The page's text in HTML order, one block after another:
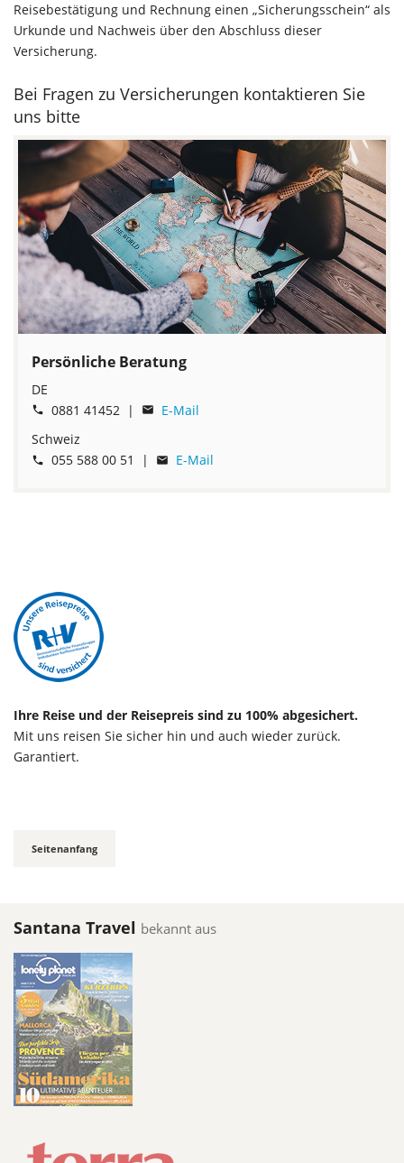
Reisebestätigung und Rechnung einen „Sicherungsschein“ als
Urkunde und Nachweis über den Abschluss dieser
Versicherung.
Bei Fragen zu Versicherungen kontaktieren Sie
uns bitte
Persönliche Beratung
DE
 0881 41452 | 
E-Mail
Schweiz
 055 588 00 51 |  E-Mail
Ihre Reise und der Reisepreis sind zu 100% abgesichert.
Mit uns reisen Sie sicher hin und auch wieder zurück.
Garantiert.
Seitenanfang
Santana Travel bekannt aus